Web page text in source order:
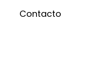
Contacto